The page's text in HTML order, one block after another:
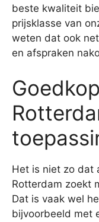
beste kwaliteit
prijsklasse van
weten dat ook
en afspraken
Het is niet zo dat
Rotterdam zoekt
Dat is vaak wel
bijvoorbeeld met